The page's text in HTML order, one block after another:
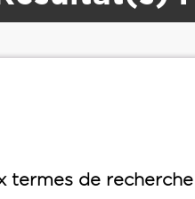
termes de